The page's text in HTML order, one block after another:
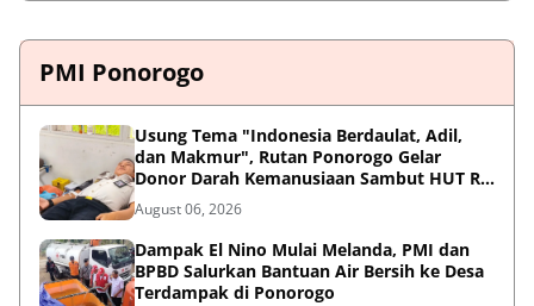
PMI Ponorogo
Usung Tema "Indonesia Berdaulat, Adil,
dan Makmur", Rutan Ponorogo Gelar
Donor Darah Kemanusiaan Sambut HUT RI
ke-81
August 06, 2026
Dampak El Nino Mulai Melanda, PMI dan
BPBD Salurkan Bantuan Air Bersih ke Desa
Terdampak di Ponorogo